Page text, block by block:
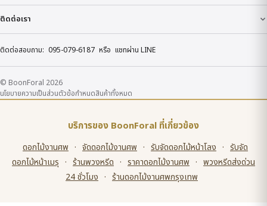
ติดต่อเรา
ติดต่อสอบถาม: 095-079-6187 หรือ แชทผ่าน LINE
© BoonForal 2026
นโยบายความเป็นส่วนตัวข้อกำหนดสินค้าทั้งหมด
บริการของ BoonForal ที่เกี่ยวข้อง
ดอกไม้งานศพ · จัดดอกไม้งานศพ · รับจัดดอกไม้หน้าโลง · รับจัด
ดอกไม้หน้าเมรุ · ร้านพวงหรีด · ราคาดอกไม้งานศพ · พวงหรีดส่งด่วน
24 ชั่วโมง · ร้านดอกไม้งานศพกรุงเทพ